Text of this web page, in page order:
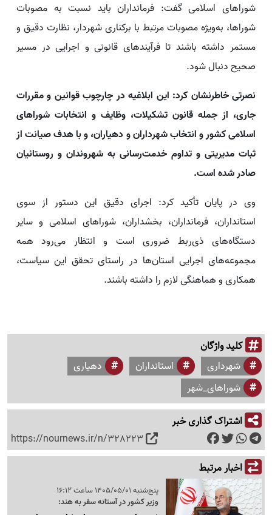
شوراهای اسلامی گفت: فرمانداران باید نسبت به مصوبات
شوراها، به‌ویژه مصوبات مرتبط با برکناری شهردار، نظارت دقیق و
مستمر داشته باشند تا فرآیندهای قانونی و اجرایی در مسیر
صحیح دنبال شود.
نصرتی خاطرنشان کرد: این ابلاغیه در چارچوب قوانین و مقررات
جاری، از جمله قانون تشکیلات، وظایف و انتخابات شوراهای
اسلامی کشور و انتخاب شهرداران و دهیاران، و با هدف صیانت از
ثبات مدیریتی و تداوم خدمت‌رسانی به شهروندان و روستائیان
صادر شده است.
وی در پایان تأکید کرد: اجرای دقیق این دستور از سوی
استانداران، فرمانداران، بخشداران، شوراهای اسلامی و سایر
دستگاه‌های ذی‌ربط ضروری است و انتظار می‌رود همه
مجموعه‌های اجرایی استان‌ها در راستای تحقق این سیاست،
همکاری و هماهنگی لازم را داشته باشند.
کلید واژگان
شهرداری استانداران
دهیاری
شوراهای_شهر
اشتراک گذاری خبر
https://nournews.ir/n/328223
اخبار مرتبط
پنج‌شنبه 1405/05/01 ساعت 16:12
وزیر کشور در آستانه سفر به هند: